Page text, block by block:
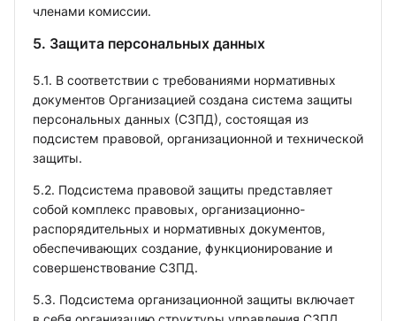
членами комиссии.
5. Защита персональных данных
5.1. В соответствии с требованиями нормативных
документов Организацией создана система защиты
персональных данных (СЗПД), состоящая из
подсистем правовой, организационной и технической
защиты.
5.2. Подсистема правовой защиты представляет
собой комплекс правовых, организационно-
распорядительных и нормативных документов,
обеспечивающих создание, функционирование и
совершенствование СЗПД.
5.3. Подсистема организационной защиты включает